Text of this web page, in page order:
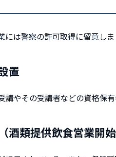
は警察の許可取得に留意しま
置
やその受講者などの資格保有
酒類提供飲食営業開始